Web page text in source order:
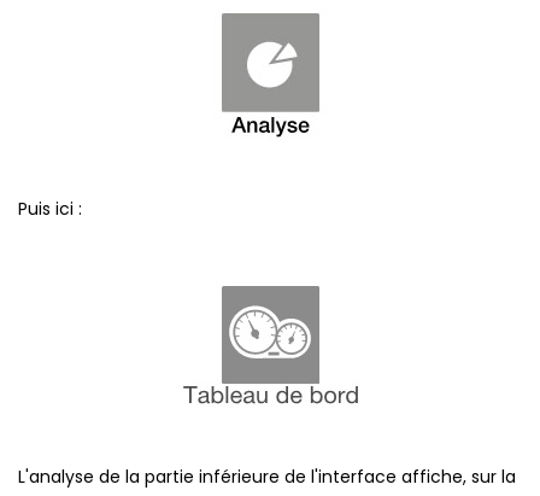
Puis ici :
L'analyse de la partie inférieure de l'interface affiche, sur la